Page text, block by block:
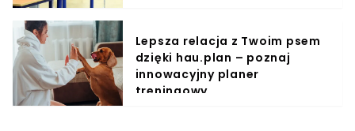
Lepsza relacja z Twoim psem
dzięki hau.plan – poznaj
innowacyjny planer
treningowy